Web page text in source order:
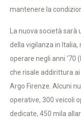
mantenere la
La nuova società
della vigilanza in Italia,
operare negli anni ‘70
che risale addirittura
Argo Firenze. Alcuni
operative, 300 veicoli
dedicate, 450 mila